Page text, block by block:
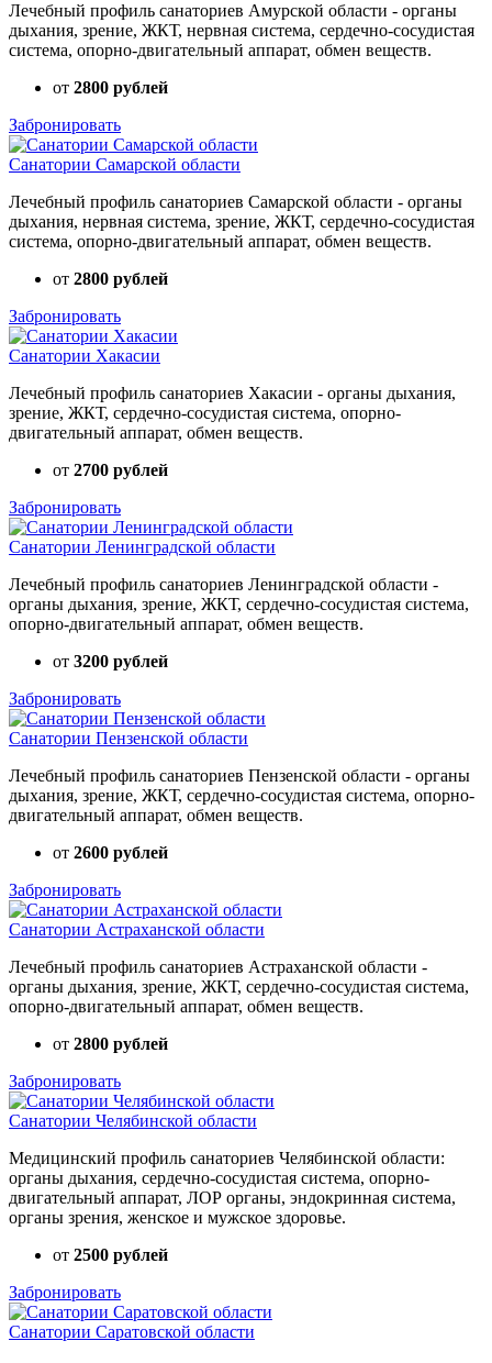
Лечебный профиль санаториев Амурской области - органы
дыхания, зрение, ЖКТ, нервная система, сердечно-сосудистая
система, опорно-двигательный аппарат, обмен веществ.
от 2800 рублей
Забронировать
Санатории Самарской области
Лечебный профиль санаториев Самарской области - органы
дыхания, нервная система, зрение, ЖКТ, сердечно-сосудистая
система, опорно-двигательный аппарат, обмен веществ.
от 2800 рублей
Забронировать
Санатории Хакасии
Лечебный профиль санаториев Хакасии - органы дыхания,
зрение, ЖКТ, сердечно-сосудистая система, опорно-
двигательный аппарат, обмен веществ.
от 2700 рублей
Забронировать
Санатории Ленинградской области
Лечебный профиль санаториев Ленинградской области -
органы дыхания, зрение, ЖКТ, сердечно-сосудистая система,
опорно-двигательный аппарат, обмен веществ.
от 3200 рублей
Забронировать
Санатории Пензенской области
Лечебный профиль санаториев Пензенской области - органы
дыхания, зрение, ЖКТ, сердечно-сосудистая система, опорно-
двигательный аппарат, обмен веществ.
от 2600 рублей
Забронировать
Санатории Астраханской области
Лечебный профиль санаториев Астраханской области -
органы дыхания, зрение, ЖКТ, сердечно-сосудистая система,
опорно-двигательный аппарат, обмен веществ.
от 2800 рублей
Забронировать
Санатории Челябинской области
Медицинский профиль санаториев Челябинской области:
органы дыхания, сердечно-сосудистая система, опорно-
двигательный аппарат, ЛОР органы, эндокринная система,
органы зрения, женское и мужское здоровье.
от 2500 рублей
Забронировать
Санатории Саратовской области